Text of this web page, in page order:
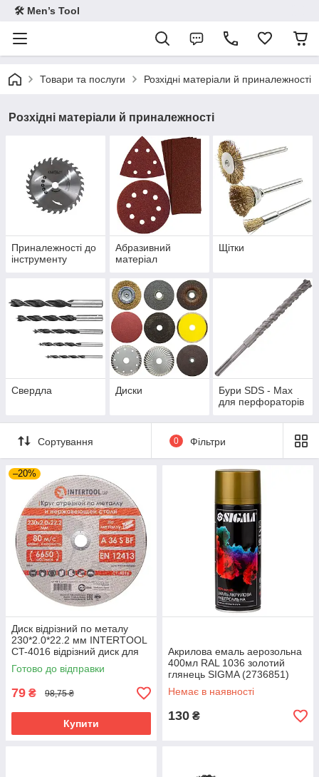
🛠 Men’s Tool
Товари та послуги Розхідні матеріали й приналежності
Розхідні матеріали й приналежності
Приналежності до
інструменту
Абразивний
матеріал
Щітки
Свердла Диски
Бури SDS - Max
для перфораторів
Сортування 0 Фільтри
–20%
Диск відрізний по металу
230*2.0*22.2 мм INTERTOOL
CT-4016 відрізний диск для
розрізання металу
Готово до відправки
79 ₴ 98,75 ₴
Купити
Акрилова емаль аерозольна
400мл RAL 1036 золотий
глянець SIGMA (2736851)
емаль фарба на акриловій
основі
Немає в наявності
130 ₴